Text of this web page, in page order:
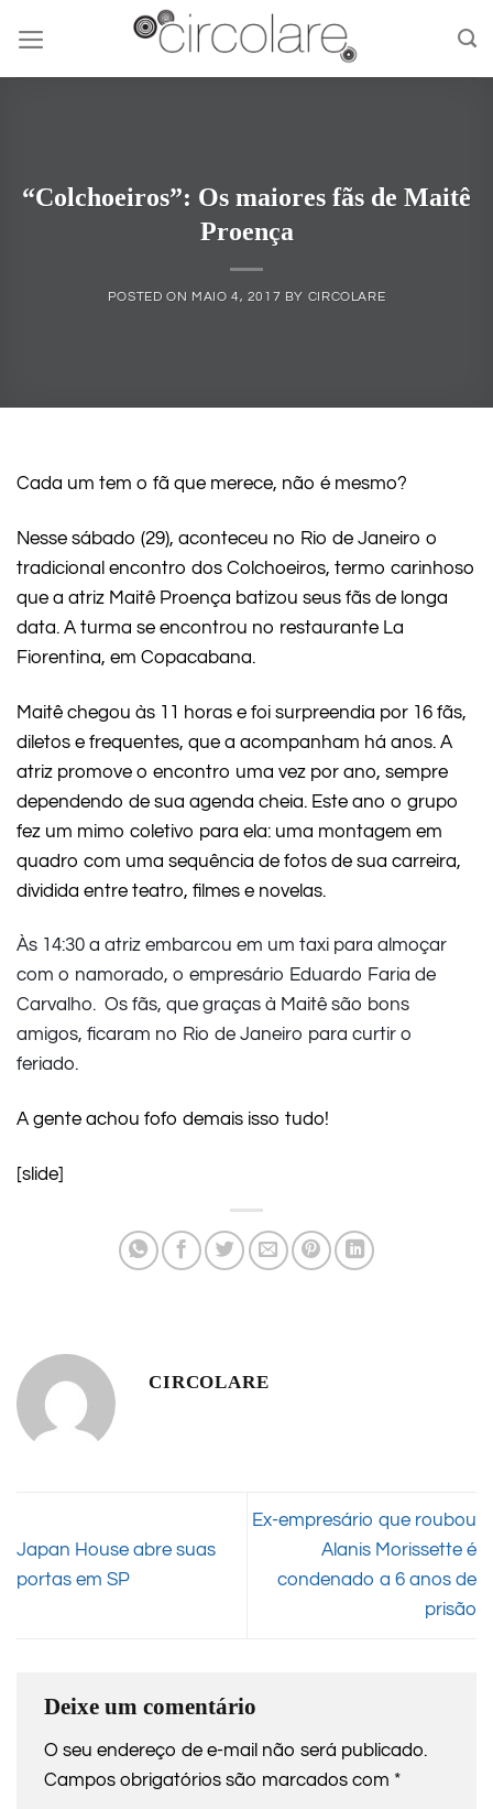
content
“Colchoeiros”: Os maiores fãs de Maitê
Proença
POSTED ON MAIO 4, 2017 BY CIRCOLARE
Cada um tem o fã que merece, não é mesmo?
Nesse sábado (29), aconteceu no Rio de Janeiro o
tradicional encontro dos Colchoeiros, termo carinhoso
que a atriz Maitê Proença batizou seus fãs de longa
data. A turma se encontrou no restaurante La
Fiorentina, em Copacabana.
Maitê chegou às 11 horas e foi surpreendia por 16 fãs,
diletos e frequentes, que a acompanham há anos. A
atriz promove o encontro uma vez por ano, sempre
dependendo de sua agenda cheia. Este ano o grupo
fez um mimo coletivo para ela: uma montagem em
quadro com uma sequência de fotos de sua carreira,
dividida entre teatro, filmes e novelas.
Às 14:30 a atriz embarcou em um taxi para almoçar
com o namorado, o empresário Eduardo Faria de
Carvalho. Os fãs, que graças à Maitê são bons
amigos, ficaram no Rio de Janeiro para curtir o
feriado.
A gente achou fofo demais isso tudo!
[slide]
CIRCOLARE
Japan House abre suas
portas em SP
Ex-empresário que roubou
Alanis Morissette é
condenado a 6 anos de
prisão
Deixe um comentário
O seu endereço de e-mail não será publicado.
Campos obrigatórios são marcados com *